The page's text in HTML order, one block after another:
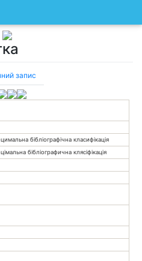
запис
бібліографічна класифікація
бібліографична клясіфікація